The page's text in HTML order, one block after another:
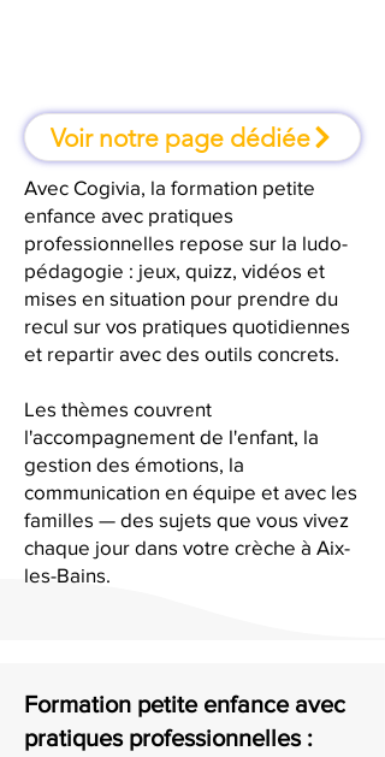
Voir notre page dédiée
Avec Cogivia, la formation petite
enfance avec pratiques
professionnelles repose sur la ludo-
pédagogie : jeux, quizz, vidéos et
mises en situation pour prendre du
recul sur vos pratiques quotidiennes
et repartir avec des outils concrets.
Les thèmes couvrent
l'accompagnement de l'enfant, la
gestion des émotions, la
communication en équipe et avec les
familles — des sujets que vous vivez
chaque jour dans votre crèche à Aix-
les-Bains.
Formation petite enfance avec
pratiques professionnelles :